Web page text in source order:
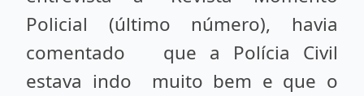
Policial (último número), havia
comentado que a Polícia Civil
estava indo muito bem e que o